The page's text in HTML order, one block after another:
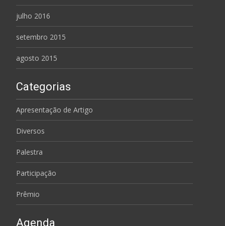
julho 2016
setembro 2015
agosto 2015
Categorias
Apresentação de Artigo
Diversos
Palestra
Participação
Prêmio
Agenda